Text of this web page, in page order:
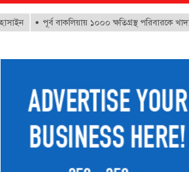
পূর্ব বাকলিয়ায় ১০০০ ক্ষতিগ্রস্থ পরিবারকে খাদ্য